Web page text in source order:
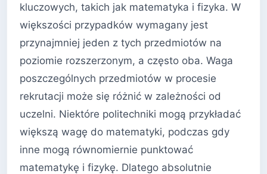
kluczowych, takich jak matematyka i fizyka. W
większości przypadków wymagany jest
przynajmniej jeden z tych przedmiotów na
poziomie rozszerzonym, a często oba. Waga
poszczególnych przedmiotów w procesie
rekrutacji może się różnić w zależności od
uczelni. Niektóre politechniki mogą przykładać
większą wagę do matematyki, podczas gdy
inne mogą równomiernie punktować
matematykę i fizykę. Dlatego absolutnie